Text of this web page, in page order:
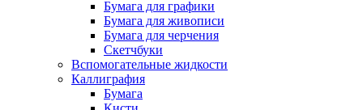
Бумага для графики
Бумага для живописи
Бумага для черчения
Скетчбуки
Вспомогательные жидкости
Каллиграфия
Бумага